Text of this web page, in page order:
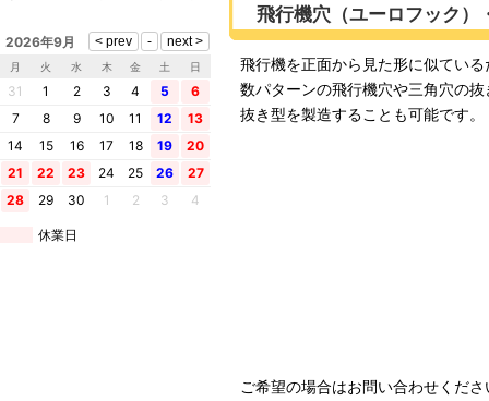
飛行機穴（ユーロフック）
飛行機を正面から見た形に似てい
数パターンの飛行機穴や三角穴の
抜き型を製造することも可能です。
ご希望の場合はお問い合わせくださ
2026年9月
月 火 水 木 金 土 日
31 1 2 3 4 5
6
7
8 9 10 11 12
13
14
15 16 17 18 19
20
21
22 23 24 25 26
27
28
29 30 1 2 3 4
休業日